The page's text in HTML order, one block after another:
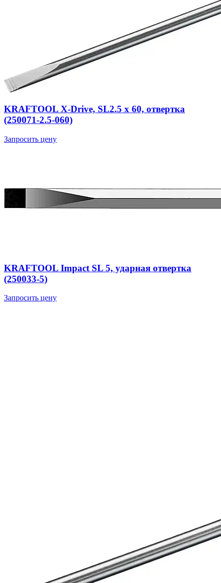
KRAFTOOL Х-Drive, SL2.5 x 60, отвертка
(250071-2.5-060)
Запросить цену
KRAFTOOL Impact SL 5, ударная отвертка
(250033-5)
Запросить цену